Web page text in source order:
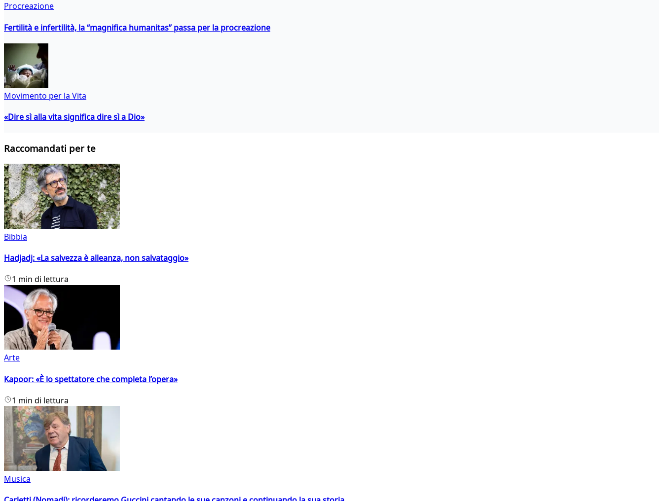
Procreazione
Fertilità e infertilità, la “magnifica humanitas” passa per la procreazione
Movimento per la Vita
«Dire sì alla vita significa dire sì a Dio»
Raccomandati per te
Bibbia
Hadjadj: «La salvezza è alleanza, non salvataggio»
1 min di lettura
Arte
Kapoor: «È lo spettatore che completa l’opera»
1 min di lettura
Musica